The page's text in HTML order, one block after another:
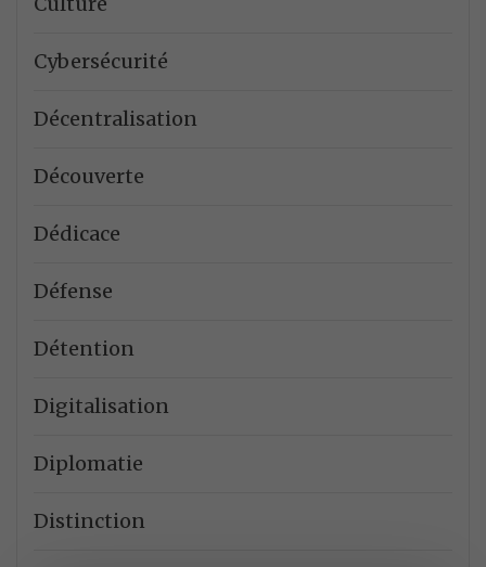
Cybersécurité
Décentralisation
Découverte
Dédicace
Défense
Détention
Digitalisation
Diplomatie
Distinction